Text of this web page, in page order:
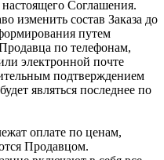
Соглашения.
изменить состав Заказа до
путем
по телефонам,
электронной почте
подтверждением
являться последнее по
оплате по ценам,
Продавцом.